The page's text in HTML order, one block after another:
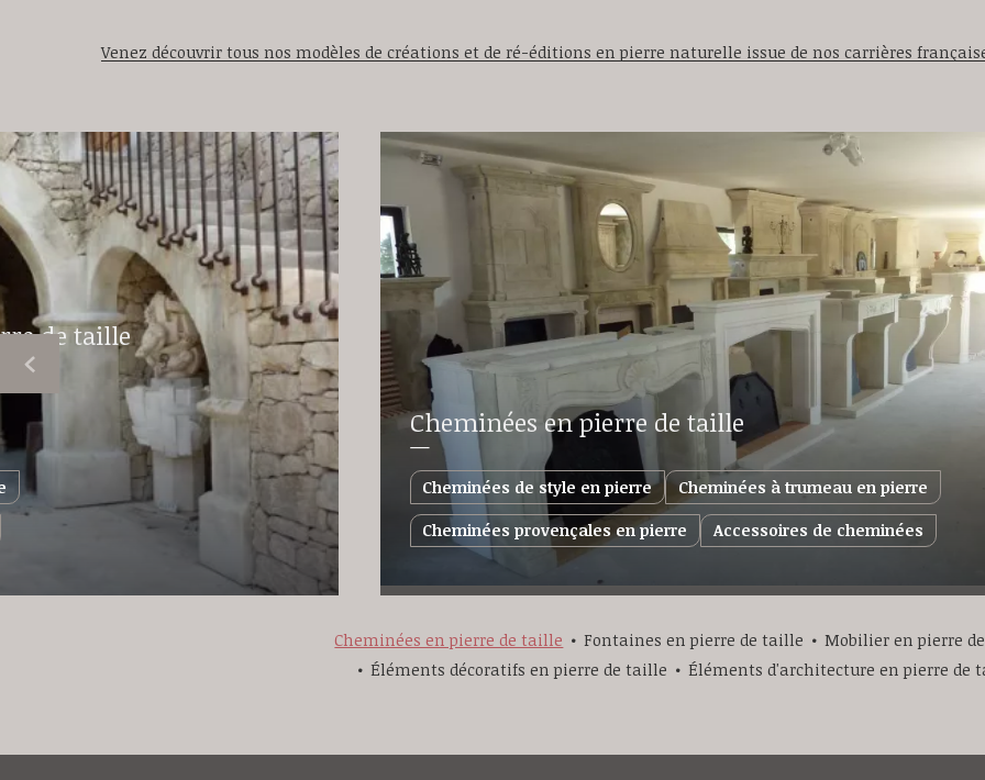
Venez découvrir tous nos modèles de créations et de ré-éditions en pierre naturelle issue de nos carrières
Cheminées en pierre de taille
Cheminées de style en pierre Cheminées à trumeau en pierre
Cheminées provençales en pierre Accessoires de cheminées
de taille
Cheminées en pierre de taille Fontaines en pierre de taille
Mobilier en pierre
Éléments décoratifs en pierre de taille
Éléments d'architecture en pierre de